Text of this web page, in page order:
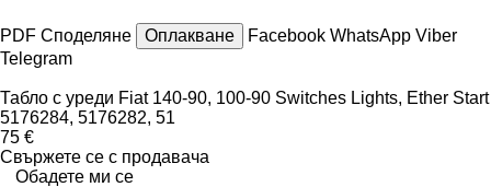
PDF Споделяне Оплакване Facebook WhatsApp Viber
Telegram
Табло с уреди Fiat 140-90, 100-90 Switches Lights, Ether Start
5176284, 5176282, 51
75 €
Свържете се с продавача
Обадете ми се